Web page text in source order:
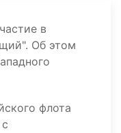
в
Об этом
флота